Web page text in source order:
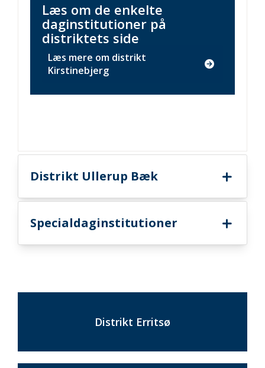
Læs om de enkelte
daginstitutioner på
distriktets side
Læs mere om distrikt
Kirstinebjerg
Distrikt Ullerup Bæk
Specialdaginstitutioner
Distrikt Erritsø